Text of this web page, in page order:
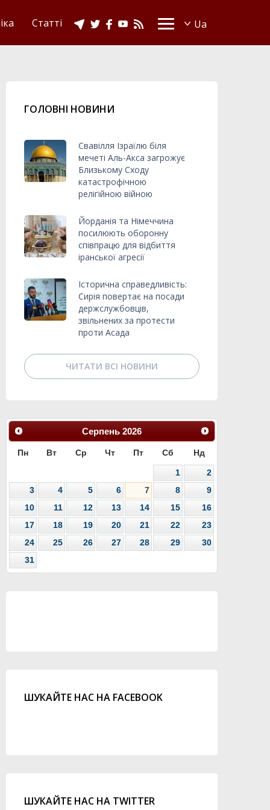
Статті
ГОЛОВНІ НОВИНИ
Свавілля Ізраїлю біля
мечеті Аль-Акса загрожує
Близькому Сходу
катастрофічною
релігійною війною
Йорданія та Німеччина
посилюють оборонну
співпрацю для відбиття
іранської агресії
Історична справедливість:
Сирія повертає на посади
держслужбовців,
звільнених за протести
проти Асада
ЧИТАТИ ВСІ НОВИНИ
Серпень 2026
Пн Вт Ср Чт Пт Сб Нд
1
2
3
4 5 6 7 8
9
10
11 12 13 14 15
16
17
18 19 20 21 22
23
24
25 26 27 28 29
30
31
ШУКАЙТЕ НАС НА FACEBOOK
ШУКАЙТЕ НАС НА TWITTER